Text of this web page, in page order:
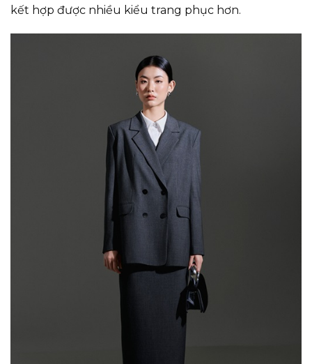
kết hợp được nhiều kiểu trang phục hơn.